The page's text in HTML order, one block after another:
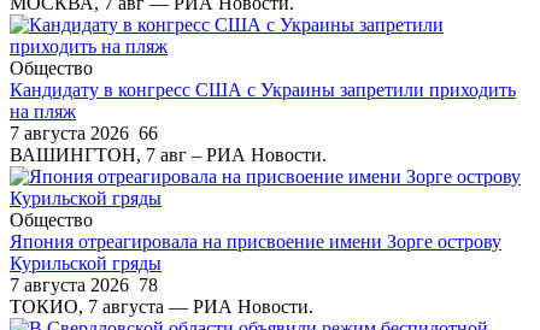
Общество
Кандидату в конгресс США с Украины запретили приходить
на пляж
7 августа 2026 66
ВАШИНГТОН, 7 авг – РИА Новости.
Общество
Япония отреагировала на присвоение имени Зорге острову
Курильской гряды
7 августа 2026 78
ТОКИО, 7 августа — РИА Новости.